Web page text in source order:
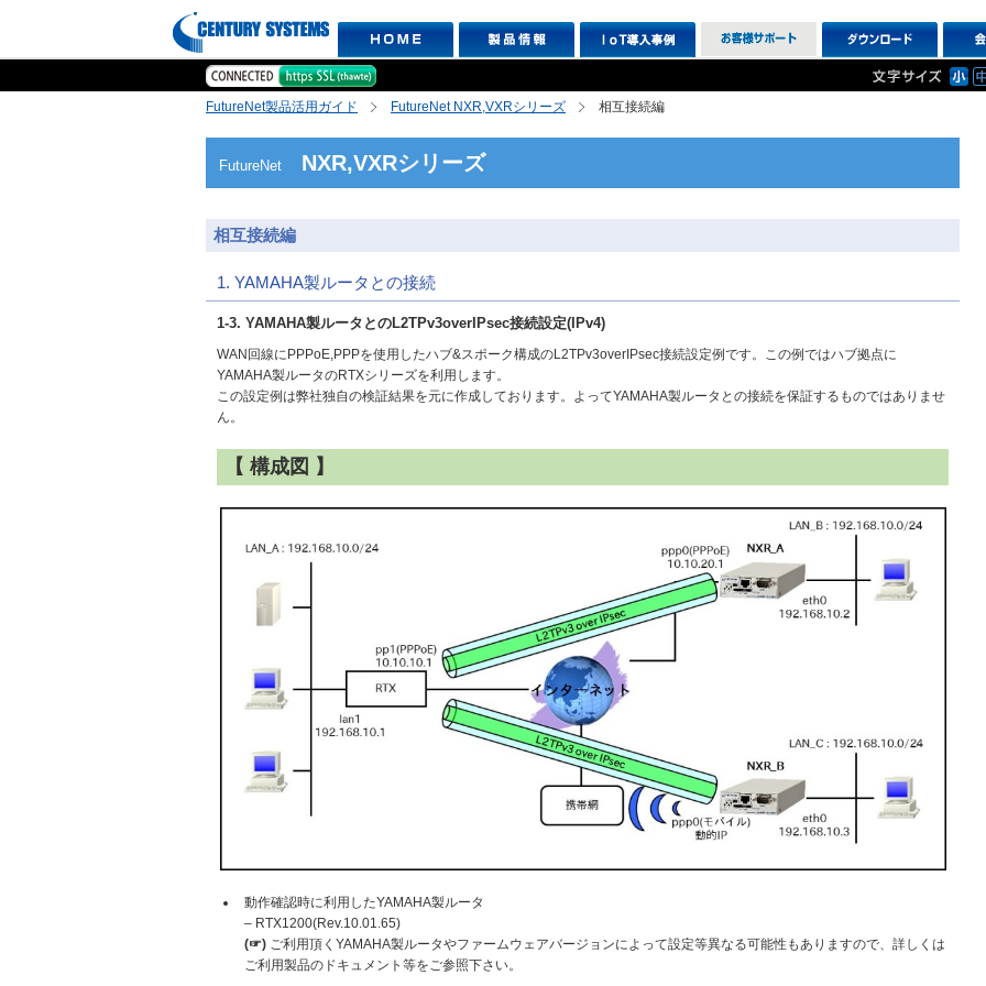
FutureNet製品活用ガイド FutureNet NXR,VXRシリーズ 相互接続編
FutureNet NXR,VXRシリーズ
相互接続編
1. YAMAHA製ルータとの接続
1-3. YAMAHA製ルータとのL2TPv3overIPsec接続設定(IPv4)
WAN回線にPPPoE,PPPを使用したハブ&スポーク構成のL2TPv3overIPsec接続設定例です。この例ではハブ拠点に
YAMAHA製ルータのRTXシリーズを利用します。
この設定例は弊社独自の検証結果を元に作成しております。よってYAMAHA製ルータとの接続を保証するものではありませ
ん。
【 構成図 】
動作確認時に利用したYAMAHA製ルータ
– RTX1200(Rev.10.01.65)
(☞) ご利用頂くYAMAHA製ルータやファームウェアバージョンによって設定等異なる可能性もありますので、詳しくは
ご利用製品のドキュメント等をご参照下さい。